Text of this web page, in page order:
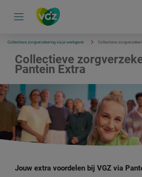
v
Collectieve zorgverzekering via je werkgever Collectieve
Collectieve
Pantein Extra
Jouw extra voordelen bij VGZ via